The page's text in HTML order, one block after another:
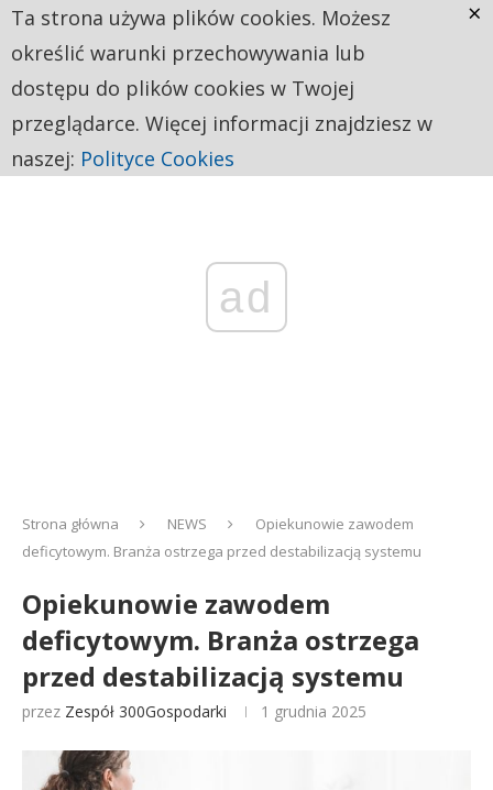
ad
Strona główna NEWS
Opiekunowie zawodem
deficytowym. Branża ostrzega przed destabilizacją systemu
Opiekunowie zawodem
deficytowym. Branża ostrzega
przed destabilizacją systemu
przez Zespół 300Gospodarki 1 grudnia 2025
Ta strona używa plików cookies. Możesz
określić warunki przechowywania lub
dostępu do plików cookies w Twojej
przeglądarce. Więcej informacji znajdziesz w
naszej: Polityce Cookies
×